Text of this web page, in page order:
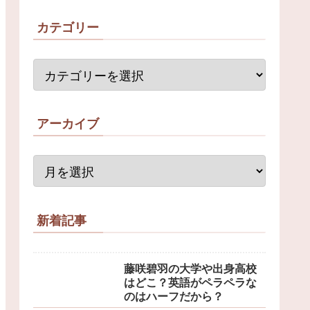
カテゴリー
アーカイブ
新着記事
藤咲碧羽の大学や出身高校
はどこ？英語がペラペラな
のはハーフだから？